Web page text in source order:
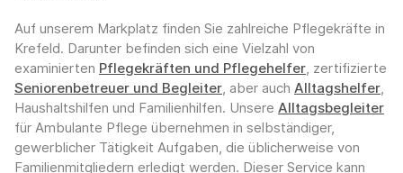
Auf unserem Markplatz finden Sie zahlreiche Pflegekräfte in
Krefeld. Darunter befinden sich eine Vielzahl von
examinierten Pflegekräften und Pflegehelfer, zertifizierte
Seniorenbetreuer und Begleiter, aber auch Alltagshelfer,
Haushaltshilfen und Familienhilfen. Unsere Alltagsbegleiter
für Ambulante Pflege übernehmen in selbständiger,
gewerblicher Tätigkeit Aufgaben, die üblicherweise von
Familienmitgliedern erledigt werden. Dieser Service kann